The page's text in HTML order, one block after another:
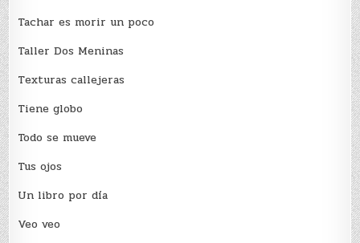
Tachar es morir un poco
Taller Dos Meninas
Texturas callejeras
Tiene globo
Todo se mueve
Tus ojos
Un libro por día
Veo veo